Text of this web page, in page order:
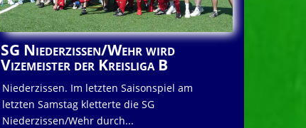
SG Niederzissen/Wehr wird
Vizemeister der Kreisliga B
Niederzissen. Im letzten Saisonspiel am
letzten Samstag kletterte die SG
Niederzissen/Wehr durch...